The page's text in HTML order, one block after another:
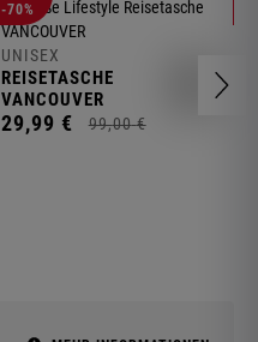
-70%
UNISEX
REISETASCHE
VANCOUVER
29,99 € 99,00 €